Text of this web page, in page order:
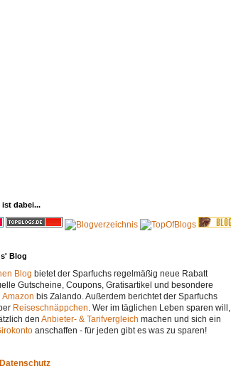
ist dabei...
Blog
Blog bietet der Sparfuchs regelmäßig neue Rabatt
Gutscheine, Coupons, Gratisartikel und besondere
Amazon bis Zalando. Außerdem berichtet der Sparfuchs
Reiseschnäppchen. Wer im täglichen Leben sparen will,
den Anbieter- & Tarifvergleich machen und sich ein
anschaffen - für jeden gibt es was zu sparen!
Datenschutz